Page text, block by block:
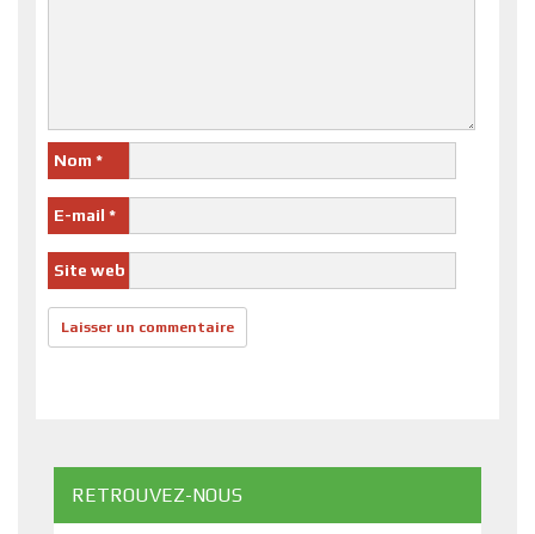
Nom *
E-mail *
Site web
RETROUVEZ-NOUS